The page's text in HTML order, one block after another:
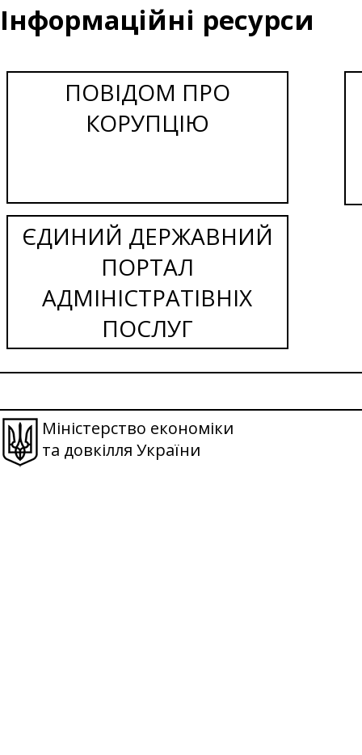
Інформаційні ресурси
ПОВІДОМ ПРО
КОРУПЦІЮ
ЄДИНИЙ ДЕРЖАВНИЙ
ПОРТАЛ
АДМІНІСТРАТІВНІХ
ПОСЛУГ
Міністерство економіки
та довкілля України